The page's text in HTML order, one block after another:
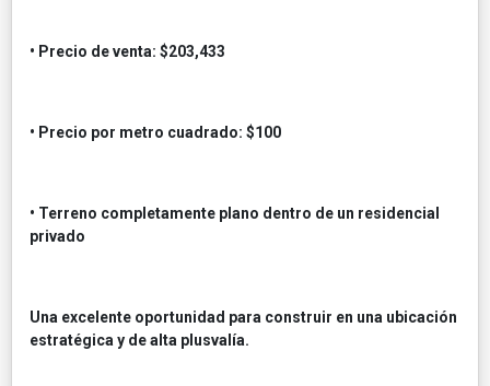
• Precio de venta: $203,433
• Precio por metro cuadrado: $100
• Terreno completamente plano dentro de un residencial
privado
Una excelente oportunidad para construir en una ubicación
estratégica y de alta plusvalía.